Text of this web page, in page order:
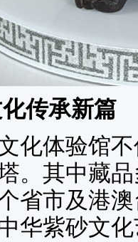
传承新篇
体验馆不
。其中藏
省市及港
华紫砂文